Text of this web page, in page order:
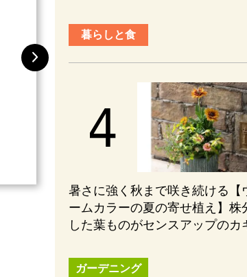
暮らしと食
暑さに強く秋まで咲き続ける【
ームカラーの夏の寄せ植え】株
した葉ものがセンスアップのカ
ガーデニング